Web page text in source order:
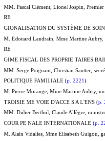
MM. Pascal Clément, Lionel Jospin, Premier
RE
GIONALISATION DU SYSTÈME DE
M. Edouard Landrain, Mme Martine Aubry,
RE
GIME FISCAL DES PROPRIE TAIRES
MM. Serge Poignant, Christian Sautter,
POLITIQUE FAMILIALE (p. 2221)
M. Pierre Morange, Mme Martine Aubry,
TROISIE ME VOIE D'ACCE S A L'ENS (p.
MM. Didier Berthol, Claude Allègre,
COUR PE NALE INTERNATIONALE (p.
M. Alain Vidalies, Mme Elisabeth Guigou,